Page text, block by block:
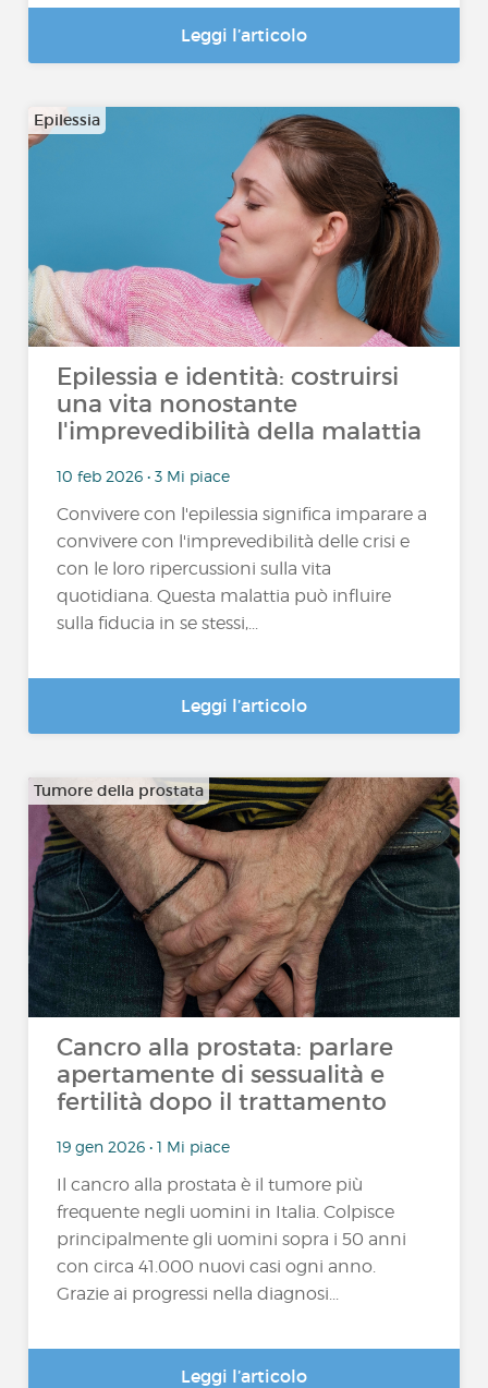
Leggi l’articolo
Epilessia
Epilessia e identità: costruirsi
una vita nonostante
l'imprevedibilità della malattia
10 feb 2026 • 3 Mi piace
Convivere con l'epilessia significa imparare a
convivere con l'imprevedibilità delle crisi e
con le loro ripercussioni sulla vita
quotidiana. Questa malattia può influire
sulla fiducia in se stessi,...
Leggi l’articolo
Tumore della prostata
Cancro alla prostata: parlare
apertamente di sessualità e
fertilità dopo il trattamento
19 gen 2026 • 1 Mi piace
Il cancro alla prostata è il tumore più
frequente negli uomini in Italia. Colpisce
principalmente gli uomini sopra i 50 anni
con circa 41.000 nuovi casi ogni anno.
Grazie ai progressi nella diagnosi...
Leggi l’articolo